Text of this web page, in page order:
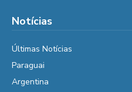
Notícias
Últimas Notícias
Paraguai
Argentina